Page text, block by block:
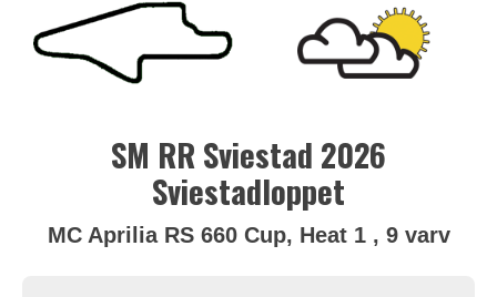
SM RR Sviestad 2026
Sviestadloppet
MC Aprilia RS 660 Cup, Heat 1 , 9 varv